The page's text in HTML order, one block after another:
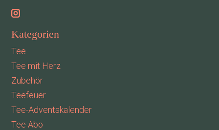
Kategorien
Tee
Tee mit Herz
Zubehör
Teefeuer
Tee-Adventskalender
Tee Abo